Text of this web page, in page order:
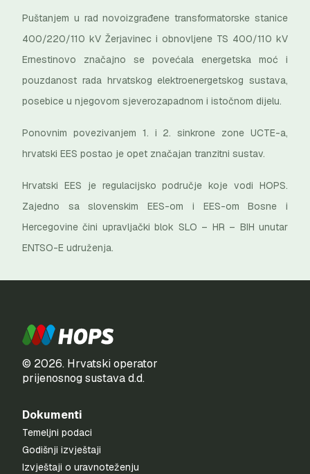
Puštanjem u rad novoizgrađene transformatorske stanice
400/220/110 kV Žerjavinec i obnovljene TS 400/110 kV
Ernestinovo značajno se povećala energetska moć i
pouzdanost rada hrvatskog elektroenergetskog sustava,
posebice u njegovom sjeverozapadnom i istočnom dijelu.
Ponovnim povezivanjem 1. i 2. sinkrone zone UCTE-a,
hrvatski EES postao je opet značajan tranzitni sustav.
Hrvatski EES je regulacijsko područje koje vodi HOPS.
Zajedno sa slovenskim EES-om i EES-om Bosne i
Hercegovine čini upravljački blok SLO – HR – BIH unutar
ENTSO-E udruženja.
© 2026. Hrvatski operator
prijenosnog sustava d.d.
Dokumenti
Temeljni podaci
Godišnji izvještaji
Izvještaji o uravnoteženju